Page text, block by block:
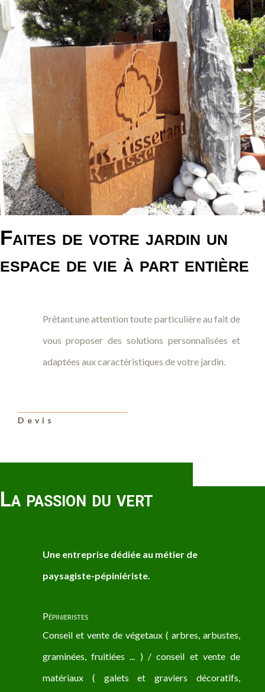
Faites de votre jardin un
espace de vie à part entière
Prêtant une attention toute particulière au fait de
vous proposer des solutions personnalisées et
adaptées aux caractéristiques de votre jardin.
Devis
La passion du vert
Une entreprise dédiée au métier de
paysagiste-pépiniériste.
Pépinieristes
Conseil et vente de végetaux ( arbres, arbustes,
graminées, fruitiées ... ) / conseil et vente de
matériaux ( galets et graviers décoratifs,